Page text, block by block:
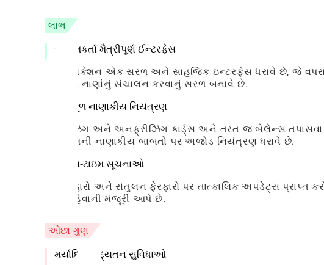
લાભ
વપરાશકર્તા મૈત્રીપૂર્ણ ઈન્ટરફેસ
એપ્લિકેશન એક સરળ અને સાહજિક ઇન્ટરફેસ ધરાવે છે, જે
તેમના નાણાંનું સંચાલન કરવાનું સરળ બનાવે છે.
અનુકૂળ નાણાકીય નિયંત્રણ
ફ્રીઝિંગ અને અનફ્રીઝિંગ કાર્ડ્સ અને તરત જ બેલેન્સ
જ તેમની નાણાકીય બાબતો પર અજોડ નિયંત્રણ ધરાવે છે.
રીઅલ-ટાઇમ સૂચનાઓ
વ્યવહારો અને સંતુલન ફેરફારો પર તાત્કાલિક અપડેટ્સ પ્રાપ્ત
પર રહેવાની મંજૂરી આપે છે.
ઓછા ગુણ
મર્યાદિત અદ્યતન સુવિધાઓ